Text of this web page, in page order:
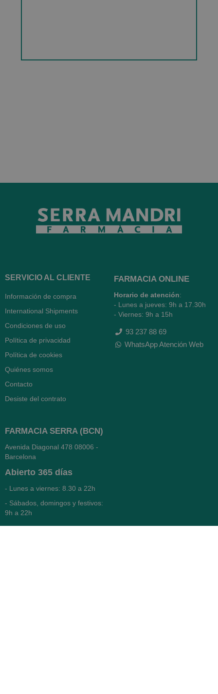
SERVICIO AL CLIENTE
Información de compra
International Shipments
Condiciones de uso
Política de privacidad
Política de cookies
Quiénes somos
Contacto
Desiste del contrato
FARMACIA ONLINE
Horario de atención:
- Lunes a jueves: 9h a 17.30h
- Viernes: 9h a 15h
93 237 88 69
WhatsApp Atención Web
FARMACIA SERRA (BCN)
Avenida Diagonal 478 08006 -
Barcelona
Abierto 365 días
- Lunes a viernes: 8.30 a 22h
- Sábados, domingos y festivos:
9h a 22h